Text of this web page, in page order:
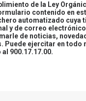
de la Ley
contenido en
automatizado
y de correo
de noticias,
ejercitar en
900.17.17.00.